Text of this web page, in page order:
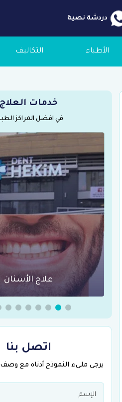
دردشة نصية
الأطباء التكاليف
خدمات العلاج
في افضل المراكز
عمليات السمنة في
اتصل بنا
يرجى ملىء النموذج أدناه مع